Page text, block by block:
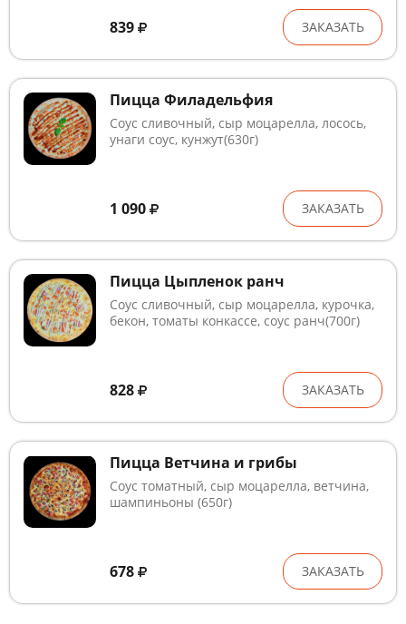
839 ЗАКАЗАТЬ
Пицца Филадельфия
Соус сливочный, сыр моцарелла, лосось,
унаги соус, кунжут(630г)
1 090 ЗАКАЗАТЬ
Пицца Цыпленок ранч
Соус сливочный, сыр моцарелла, курочка,
бекон, томаты конкассе, соус ранч(700г)
828 ЗАКАЗАТЬ
Пицца Ветчина и грибы
Соус томатный, сыр моцарелла, ветчина,
шампиньоны (650г)
678 ЗАКАЗАТЬ